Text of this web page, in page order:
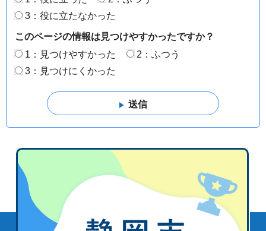
3：役に立たなかった
このページの情報は見つけやすかったですか？
1：見つけやすかった
2：ふつう
3：見つけにくかった